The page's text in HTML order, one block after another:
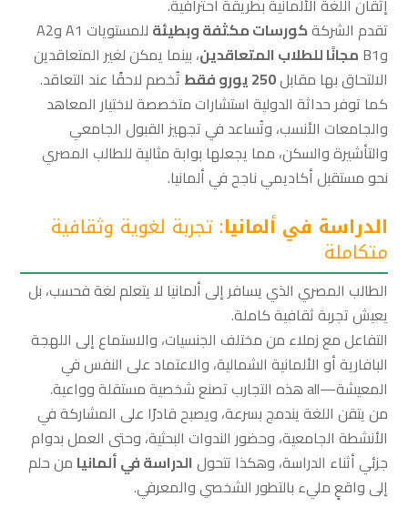
تقدم الشركةكورسات مكثفة وبطيئة
للمستويات A1 وA2
وB1
مجانًا للطلاب المتعاقدين، بينما يمكن لغير المتعاقدين
الالتحاق بها مقابل250 يورو فقط
تُخصم لاحقًا عند التعاقد.
كما توفر حداثة الدولية استشارات متخصصة لاختيار المعاهد
والجامعات الأنسب، وتُساعد في تجهيز القبول الجامعي
والتأشيرة والسكن، مما يجعلها بوابة مثالية للطالب المصري
نحو مستقبل أكاديمي ناجح في ألمانيا.
الدراسة في ألمانيا: تجربة لغوية وثقافية
متكاملة
الطالب المصري الذي يسافر إلى ألمانيا لا يتعلم لغة فحسب، بل
يعيش تجربة ثقافية كاملة.
التفاعل مع زملاء من مختلف الجنسيات، والاستماع إلى اللهجة
البافارية أو الألمانية الشمالية، والاعتماد على النفس في
المعيشة—all هذه التجارب تصنع شخصية مستقلة وواعية.
من يتقن اللغة يندمج بسرعة، ويصبح قادرًا على المشاركة في
الأنشطة الجامعية، وحضور الندوات البحثية، وحتى العمل بدوام
جزئي أثناء الدراسة، وهكذا تتحول الدراسة في ألمانيا من حلم
إلى واقعٍ مليء بالتطور الشخصي والمعرفي.